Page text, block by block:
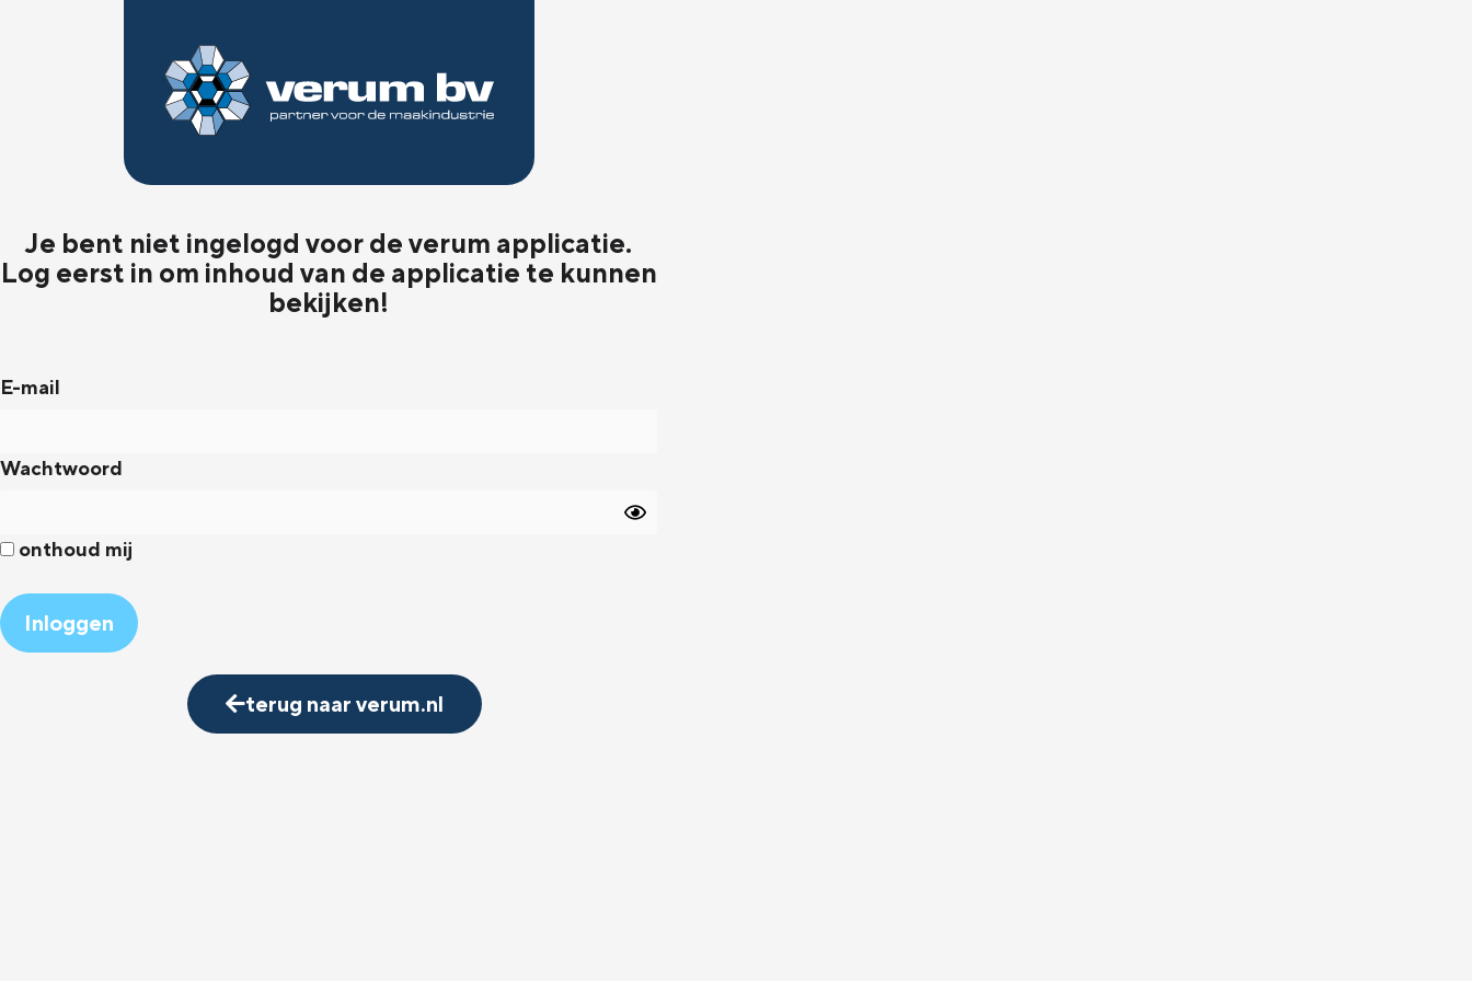
Je bent niet ingelogd voor de verum applicatie.
Log eerst in om inhoud van de applicatie te kunnen
bekijken!
E-mail
Wachtwoord
onthoud mij
terug naar verum.nl